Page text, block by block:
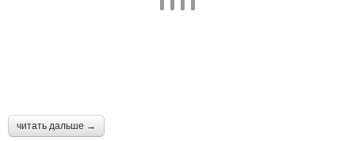
читать дальше →